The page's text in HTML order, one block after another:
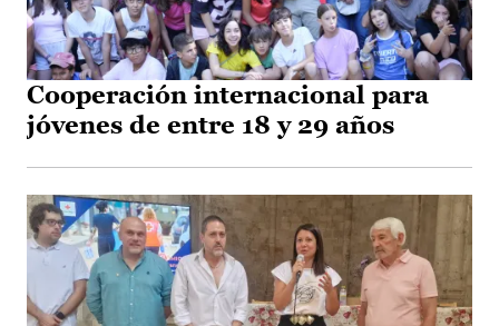
Cooperación internacional para
jóvenes de entre 18 y 29 años